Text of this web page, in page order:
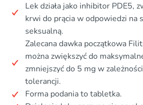
Lek działa jako inhibitor PDE5,
krwi do prącia w odpowiedzi na
seksualną.
Zalecana dawka początkowa
można zwiększyć do
zmniejszyć do 5 mg w
tolerancji.
Forma podania to tabletka.